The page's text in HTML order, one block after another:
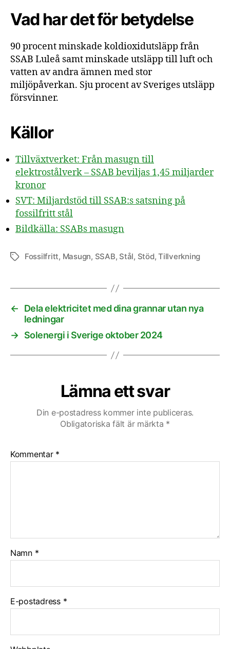
Vad har det för betydelse
90 procent minskade koldioxidutsläpp från
SSAB Luleå samt minskade utsläpp till luft och
vatten av andra ämnen med stor
miljöpåverkan. Sju procent av Sveriges utsläpp
försvinner.
Källor
Tillväxtverket: Från masugn till
elektrostålverk – SSAB beviljas 1,45 miljarder
kronor
SVT: Miljardstöd till SSAB:s satsning på
fossilfritt stål
Bildkälla: SSABs masugn
EtiketterFossilfritt, Masugn, SSAB, Stål, Stöd,Tillverkning
←
Dela elektricitet med dina grannar utan nya
ledningar
→ Solenergi i Sverige oktober 2024
Lämna ett svar
Din e-postadress kommer inte publiceras.
Obligatoriska fält är märkta *
Kommentar *
Namn *
E-postadress *